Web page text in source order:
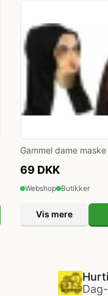
Gammel dame
69 DKK
Webshop Butikker
Vis mere